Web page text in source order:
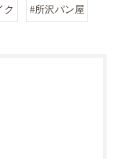
ク #所沢パン屋